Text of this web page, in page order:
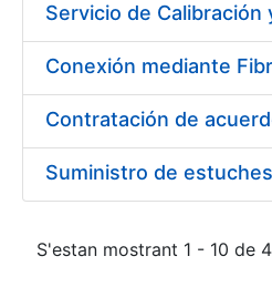
S'estan mostrant 1 - 10 de